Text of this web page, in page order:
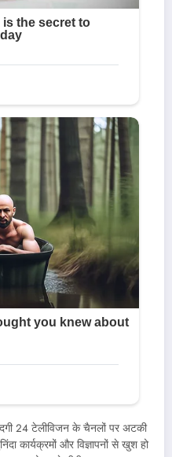
24 टेलीविजन के चैनलों पर अटकी
कार्यक्रमों और विज्ञापनों से खुश हो